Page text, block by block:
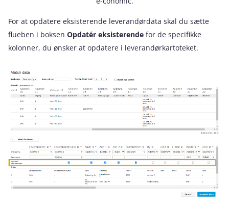
For at opdatere eksisterende leverandørdata skal du sætte
flueben i boksen Opdatér eksisterende for de specifikke
kolonner, du ønsker at opdatere i leverandørkartoteket.